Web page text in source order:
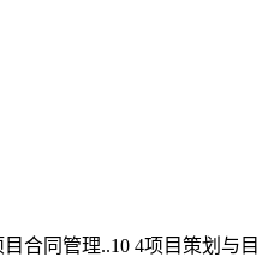
合同管理..10 4项目策划与目